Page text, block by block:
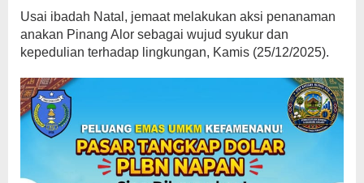
Usai ibadah Natal, jemaat melakukan aksi penanaman
anakan Pinang Alor sebagai wujud syukur dan
kepedulian terhadap lingkungan, Kamis (25/12/2025).